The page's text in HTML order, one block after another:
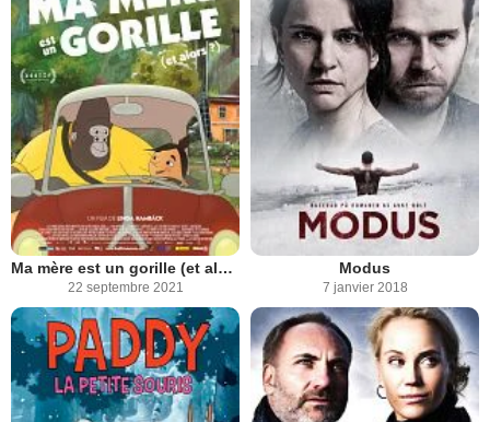
Ma mère est un gorille (et alors?)
22 septembre 2021
Modus
7 janvier 2018